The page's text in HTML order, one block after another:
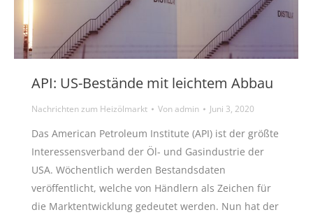
API: US-Bestände mit leichtem Abbau
Nachrichten zum Heizölmarkt Vonadmin Juni 3, 2020
Das American Petroleum Institute (API) ist der größte
Interessensverband der Öl- und Gasindustrie der
USA. Wöchentlich werden Bestandsdaten
veröffentlicht, welche von Händlern als Zeichen für
die Marktentwicklung gedeutet werden. Nun hat der